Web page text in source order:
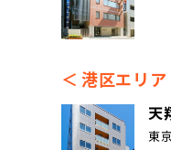
港区エリア
天
東